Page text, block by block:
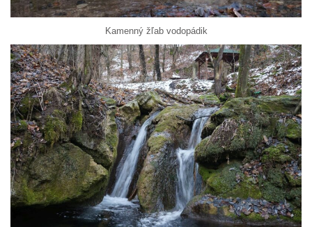
Kamenný žľab vodopádik